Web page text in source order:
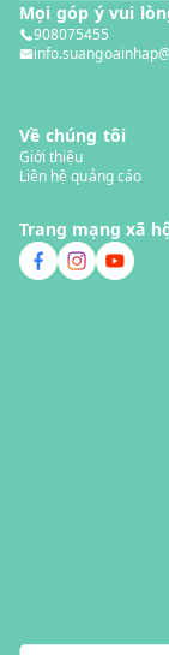
Mọi góp ý vui
908075455
Về chúng tôi
Giới thiệu
Liên hệ quảng cáo
Trang mạng xã